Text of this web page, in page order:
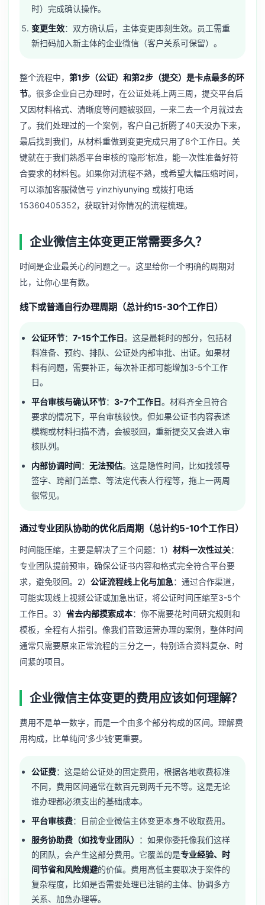
时）完成确认操作。
变更生效：双方确认后，主体变更即刻生效。员工需重
新扫码加入新主体的企业微信（客户关系可保留）。
整个流程中， 第1步（公证）和第2步（提交）是卡点最多的环
节。很多企业自己办理时，在公证处耗上两三周，提交平台后
又因材料格式、清晰度等问题被驳回，一来二去一个月就过去
了。我们处理过的一个案例，客户自己折腾了40天没办下来，
最后找到我们，从材料重做到变更完成只用了8个工作日。关
键就在于我们熟悉平台审核的‘隐形’标准，能一次性准备好符
合要求的材料包。如果你对流程不熟，或希望大幅压缩时间，
可以添加客服微信号 yinzhiyunying 或拨打电话
15360405352，获取针对你情况的流程梳理。
企业微信主体变更正常需要多久？
时间是企业最关心的问题之一。这里给你一个明确的周期对
比，让你心里有数。
线下或普通自行办理周期（总计约15-30个工作日）
公证环节：7-15个工作日。这是最耗时的部分，包括材
料准备、预约、排队、公证处内部审批、出证。如果材
料有问题，需要补正，每次补正都可能增加3-5个工作
日。
平台审核与确认环节：3-7个工作日。材料齐全且符合
要求的情况下，平台审核较快。但如果公证书内容表述
模糊或材料扫描不清，会被驳回，重新提交又会进入审
核队列。
内部协调时间：无法预估。这是隐性时间，比如找领导
签字、跨部门盖章、等法定代表人行程等，拖上一两周
很常见。
通过专业团队协助的优化后周期（总计约5-10个工作日）
时间能压缩，主要是解决了三个问题：1） 材料一次性过关：
专业团队提前预审，确保公证书内容和格式完全符合平台要
求，避免驳回。2） 公证流程线上化与加急：通过合作渠道，
可能实现线上视频公证或加急出证，将公证时间压缩至3-5个
工作日。3） 省去内部摸索成本：你不需要花时间研究规则和
模板，全程有人指引。像我们音致运营办理的案例，整体时间
通常只需要原来正常流程的三分之一，特别适合资料复杂、时
间紧的项目。
企业微信主体变更的费用应该如何理解？
费用不是单一数字，而是一个由多个部分构成的区间。理解费
用构成，比单纯问‘多少钱’更重要。
公证费：这是给公证处的固定费用，根据各地收费标准
不同，费用区间通常在数百元到两千元不等。这是无论
谁办理都必须支出的基础成本。
平台审核费：目前企业微信主体变更本身不收取费用。
服务协助费（如找专业团队）
：如果你委托像我们这样
的团队，会产生这部分费用。它覆盖的是专业经验、时
间节省和风险规避的价值。费用高低主要取决于案件的
复杂程度，比如是否需要处理已注销的主体、协调多方
关系、加急办理等。